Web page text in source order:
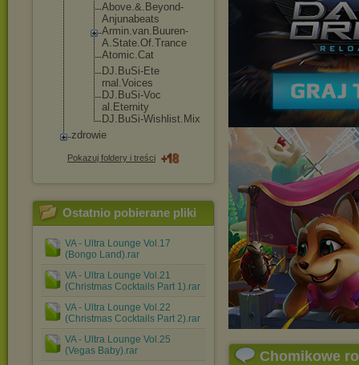
Above.&.Beyond-
Anjunabeats
Armin.van.Buuren-
A.State.Of.Trance
Atomic.Cat
DJ.BuSi-Ete
rnal.Voices
DJ.BuSi-Voc
al.Eternity
DJ.BuSi-Wis hlist.Mix
zdrowie
Pokazuj foldery i treści
Ostatnio pobierane pliki
VA - Ultra Lounge Vol.17
(Bongo Land).rar
VA - Ultra Lounge Vol.21
(Christmas Cocktails Part 1).rar
VA - Ultra Lounge Vol.22
(Christmas Cocktails Part 2).rar
VA - Ultra Lounge Vol.25
(Vegas Baby).rar
Chomikowe